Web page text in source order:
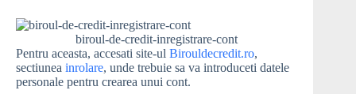
biroul-de-credit-inregistrare-cont
Pentru aceasta, accesati site-ul Birouldecredit.ro,
sectiunea inrolare, unde trebuie sa va introduceti datele
personale pentru crearea unui cont.